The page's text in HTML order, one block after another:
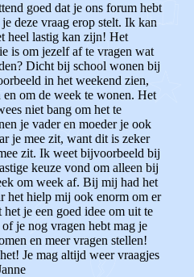
goed dat je ons forum hebt
deze vraag erop stelt. Ik kan
heel lastig kan zijn! Het
is om jezelf af te vragen wat
Dicht bij school wonen bij
in het weekend zien,
om de week te wonen. Het
niet bang om het te
je vader en moeder je ook
je mee zit, want dit is zeker
zit. Ik weet bijvoorbeeld bij
keuze vond om alleen bij
om week af. Bij mij had het
het hielp mij ook enorm om er
je een goed idee om uit te
je nog vragen hebt mag je
en meer vragen stellen!
Je mag altijd weer vraagjes